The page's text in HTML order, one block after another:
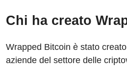
Chi ha creato
Wrapped Bitcoin è stato
aziende del settore delle